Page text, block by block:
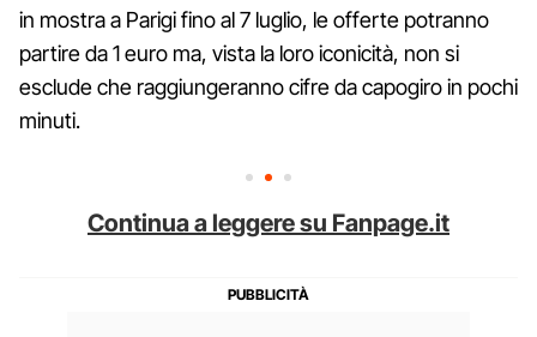
in mostra a Parigi fino al 7 luglio, le offerte potranno
partire da 1 euro ma, vista la loro iconicità, non si
esclude che raggiungeranno cifre da capogiro in pochi
minuti.
Continua a leggere su Fanpage.it